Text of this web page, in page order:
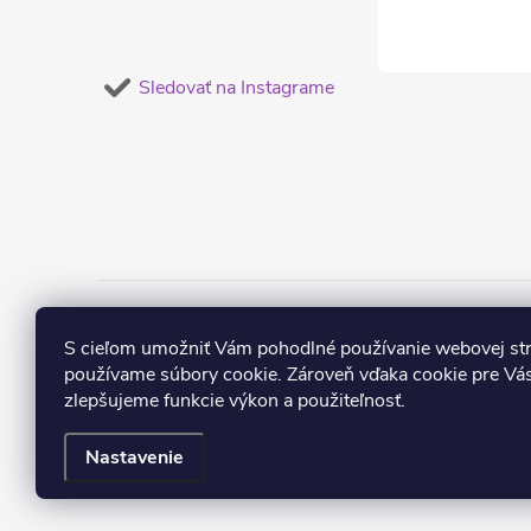
S cieľom umožniť Vám pohodlné používanie webovej
používame súbory cookie. Zároveň vďaka cookie pre
zlepšujeme funkcie výkon a použiteľnosť.
Nastavenie
Sledovať na Instagrame